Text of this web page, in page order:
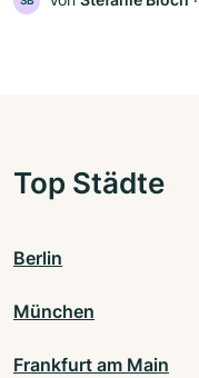
Top Städte
Berlin
München
Frankfurt am Main